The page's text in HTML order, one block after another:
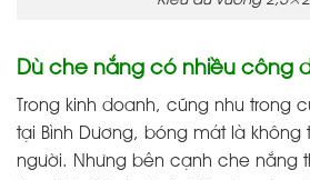
Dù che nắng có nhiều công
Trong kinh doanh, cũng nhu trong
tại Bình Dương, bóng mát là không
người. Nhưng bên cạnh che nắng